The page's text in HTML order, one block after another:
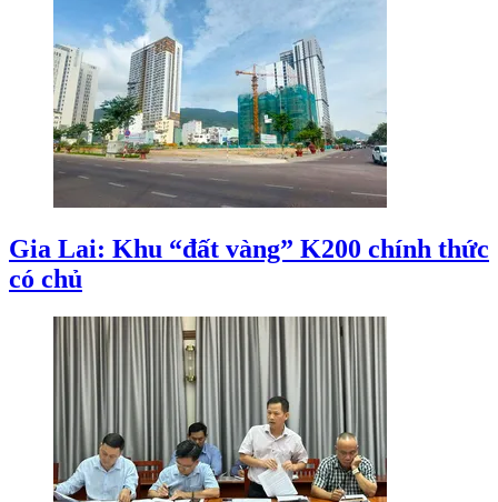
Gia Lai: Khu “đất vàng” K200 chính thức
có chủ